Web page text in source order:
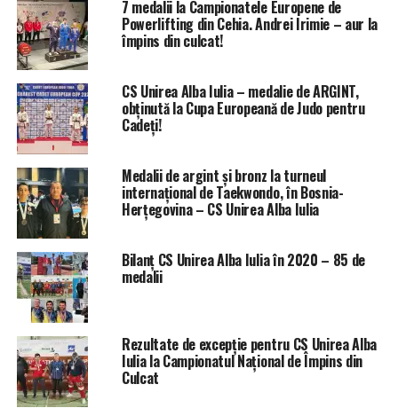
7 medalii la Campionatele Europene de
Powerlifting din Cehia. Andrei Irimie – aur la
împins din culcat!
CS Unirea Alba Iulia – medalie de ARGINT,
obținută la Cupa Europeană de Judo pentru
Cadeți!
Medalii de argint și bronz la turneul
internațional de Taekwondo, în Bosnia-
Herțegovina – CS Unirea Alba Iulia
Bilanț CS Unirea Alba Iulia în 2020 – 85 de
medalii
Rezultate de excepție pentru CS Unirea Alba
Iulia la Campionatul Național de Împins din
Culcat